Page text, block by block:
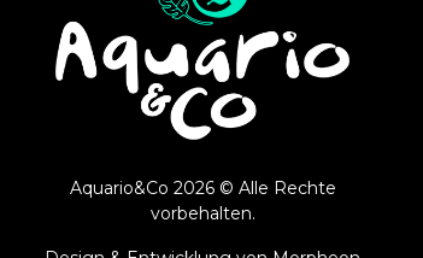
Aquario&Co 2026 © Alle Rechte
vorbehalten.